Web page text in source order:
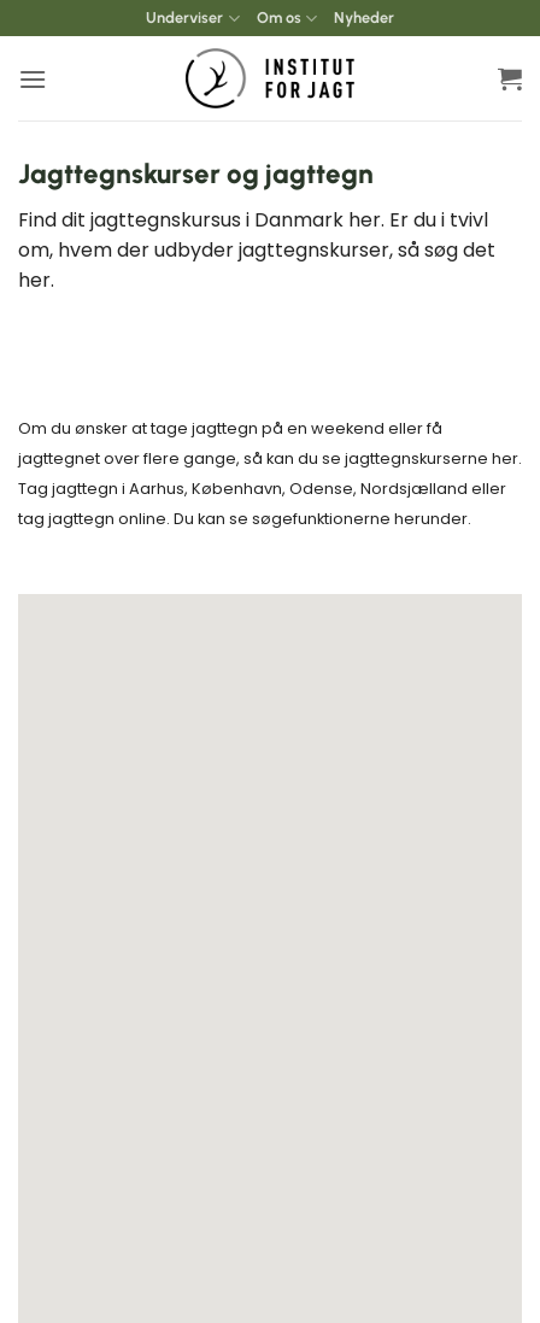
til
indhold
Underviser Om os Nyheder
Jagttegnskurser og jagttegn
Find dit jagttegnskursus i Danmark her. Er du i tvivl
om, hvem der udbyder jagttegnskurser, så søg det
her.
Om du ønsker at tage jagttegn på en weekend eller få
jagttegnet over flere gange, så kan du se jagttegnskurserne her.
Tag jagttegn i Aarhus, København, Odense, Nordsjælland eller
tag jagttegn online. Du kan se søgefunktionerne herunder.